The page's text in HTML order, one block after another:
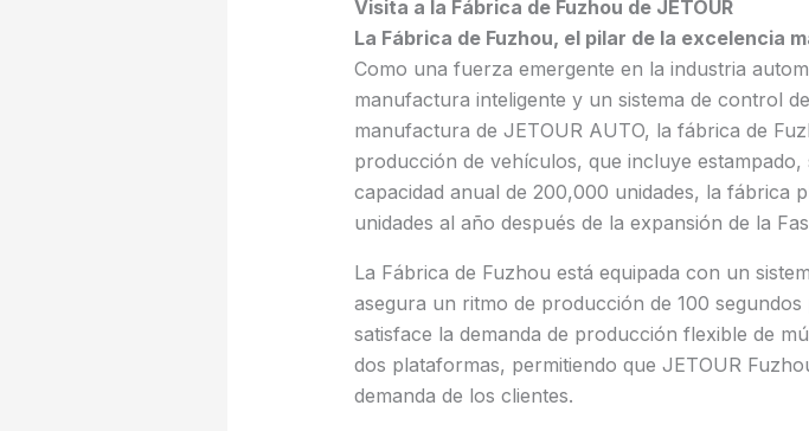
Visita a la Fábrica de Fuzhou de JETOUR
La Fábrica de Fuzhou, el pilar de la excelencia
Como una fuerza emergente en la industria
manufactura inteligente y un sistema de control
manufactura de JETOUR AUTO, la fábrica de
producción de vehículos, que incluye
capacidad anual de 200,000 unidades, la fábrica
unidades al año después de la expansión de la
La Fábrica de Fuzhou está equipada con un
asegura un ritmo de producción de 100
satisface la demanda de producción flexible de
dos plataformas, permitiendo que JETOUR
demanda de los clientes.